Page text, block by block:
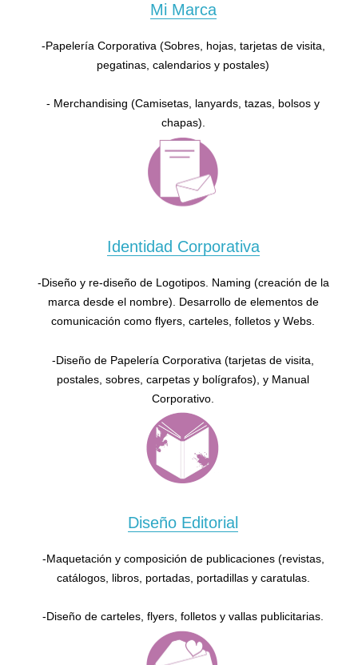
Mi Marca
-Papelería Corporativa (Sobres, hojas, tarjetas de visita,
pegatinas, calendarios y postales)
- Merchandising (Camisetas, lanyards, tazas, bolsos y
chapas).
Identidad Corporativa
-Diseño y re-diseño de Logotipos. Naming (creación de la
marca desde el nombre). Desarrollo de elementos de
comunicación como flyers, carteles, folletos y Webs.
-Diseño de Papelería Corporativa (tarjetas de visita,
postales, sobres, carpetas y bolígrafos), y Manual
Corporativo.
Diseño Editorial
-Maquetación y composición de publicaciones (revistas,
catálogos, libros, portadas, portadillas y caratulas.
-Diseño de carteles, flyers, folletos y vallas publicitarias.